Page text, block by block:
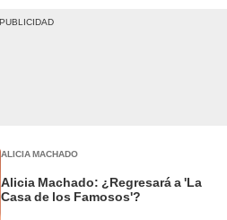
ALICIA MACHADO
Alicia Machado: ¿Regresará a 'La
Casa de los Famosos'?